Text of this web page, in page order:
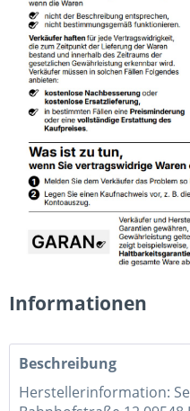
Informationen
Beschreibung
Herstellerinformation: